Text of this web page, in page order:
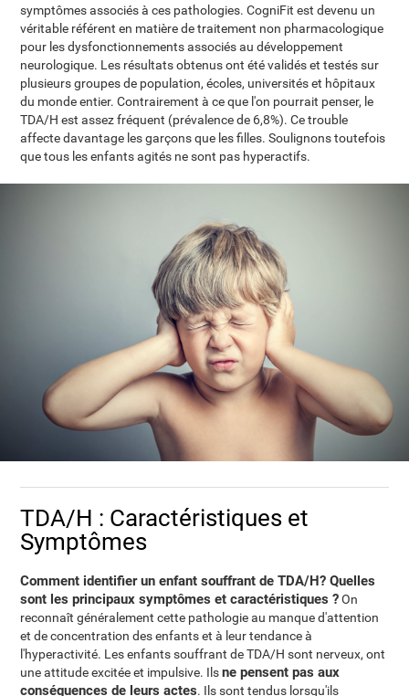
symptômes associés à ces pathologies. CogniFit est devenu un
véritable référent en matière de traitement non pharmacologique
pour les dysfonctionnements associés au développement
neurologique. Les résultats obtenus ont été validés et testés sur
plusieurs groupes de population, écoles, universités et hôpitaux
du monde entier. Contrairement à ce que l'on pourrait penser, le
TDA/H est assez fréquent (prévalence de 6,8%). Ce trouble
affecte davantage les garçons que les filles. Soulignons toutefois
que tous les enfants agités ne sont pas hyperactifs.
TDA/H : Caractéristiques et
Symptômes
Comment identifier un enfant souffrant de TDA/H? Quelles
sont les principaux symptômes et caractéristiques ?On
reconnaît généralement cette pathologie au manque d'attention
et de concentration des enfants et à leur tendance à
l'hyperactivité. Les enfants souffrant de TDA/H sont nerveux, ont
une attitude excitée et impulsive. Ilsne pensent pas aux
conséquences de leurs actes. Ils sont tendus lorsqu'ils